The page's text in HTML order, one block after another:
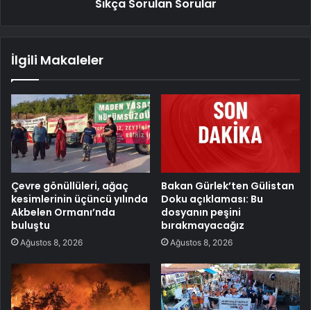
Sıkça Sorulan Sorular
İlgili Makaleler
Çevre gönüllüleri, ağaç
kesimlerinin üçüncü yılında
Akbelen Ormanı’nda
buluştu
Ağustos 8, 2026
Bakan Gürlek’ten Gülistan
Doku açıklaması: Bu
dosyanın peşini
bırakmayacağız
Ağustos 8, 2026